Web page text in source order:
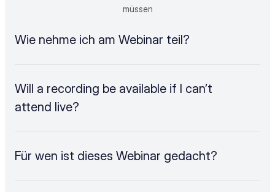
müssen
Wie nehme ich am Webinar teil?
Will a recording be available if I can’t
attend live?
Für wen ist dieses Webinar gedacht?